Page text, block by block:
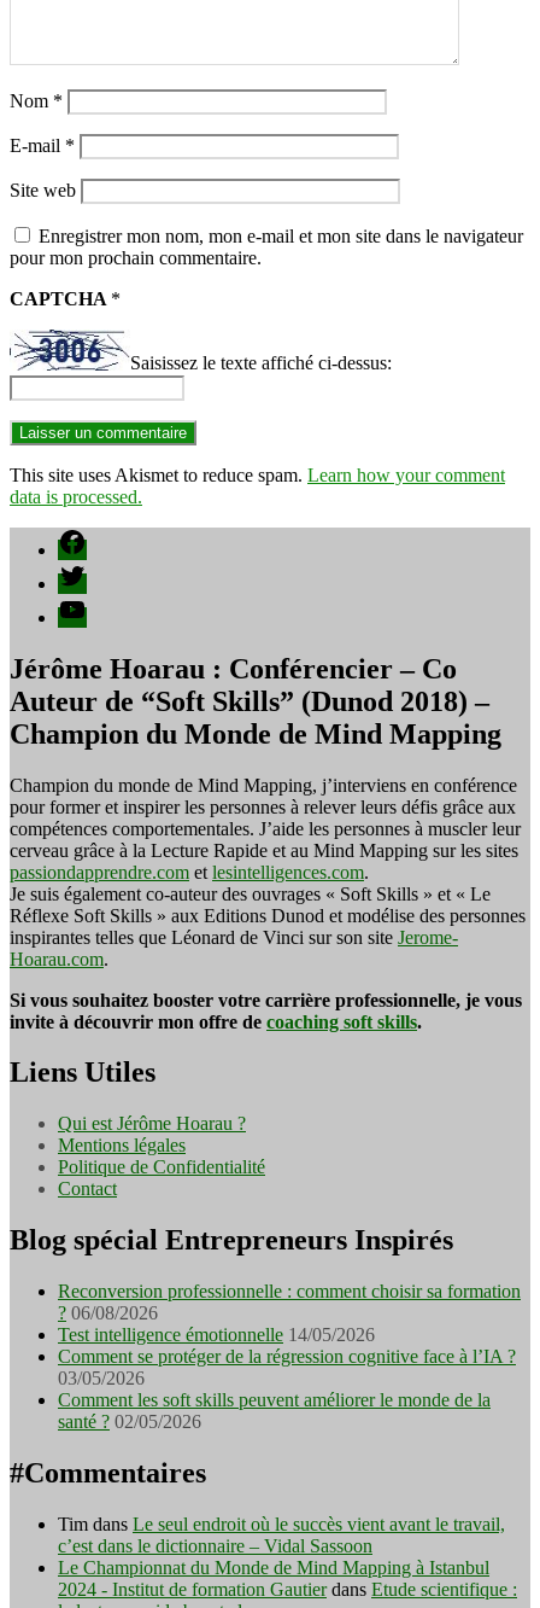
Nom *
E-mail *
Site web
Enregistrer mon nom, mon e-mail et mon site dans le navigateur
pour mon prochain commentaire.
CAPTCHA *
Saisissez le texte affiché ci-dessus:
This site uses Akismet to reduce spam. Learn how your comment
data is processed.
Facebook
Twitter
YouTube
Jérôme Hoarau : Conférencier – Co
Auteur de “Soft Skills” (Dunod 2018) –
Champion du Monde de Mind Mapping
Champion du monde de Mind Mapping, j’interviens en conférence
pour former et inspirer les personnes à relever leurs défis grâce aux
compétences comportementales. J’aide les personnes à muscler leur
cerveau grâce à la Lecture Rapide et au Mind Mapping sur les sites
passiondapprendre.com et lesintelligences.com.
Je suis également co-auteur des ouvrages « Soft Skills » et « Le
Réflexe Soft Skills » aux Editions Dunod et modélise des personnes
inspirantes telles que Léonard de Vinci sur son site Jerome-
Hoarau.com.
Si vous souhaitez booster votre carrière professionnelle, je vous
invite à découvrir mon offre de coaching soft skills.
Liens Utiles
Qui est Jérôme Hoarau ?
Mentions légales
Politique de Confidentialité
Contact
Blog spécial Entrepreneurs Inspirés
Reconversion professionnelle : comment choisir sa formation
? 06/08/2026
Test intelligence émotionnelle 14/05/2026
Comment se protéger de la régression cognitive face à l’IA ?
03/05/2026
Comment les soft skills peuvent améliorer le monde de la
santé ? 02/05/2026
#Commentaires
Tim dans Le seul endroit où le succès vient avant le travail,
c’est dans le dictionnaire – Vidal Sassoon
Le Championnat du Monde de Mind Mapping à Istanbul
2024 - Institut de formation Gautierdans Etude scientifique :